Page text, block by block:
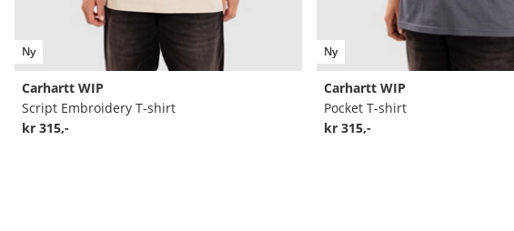
Ny
Carhartt WIP
Script Embroidery T-shirt
kr 315,-
Ny
Carhartt WIP
Pocket T-shirt
kr 315,-